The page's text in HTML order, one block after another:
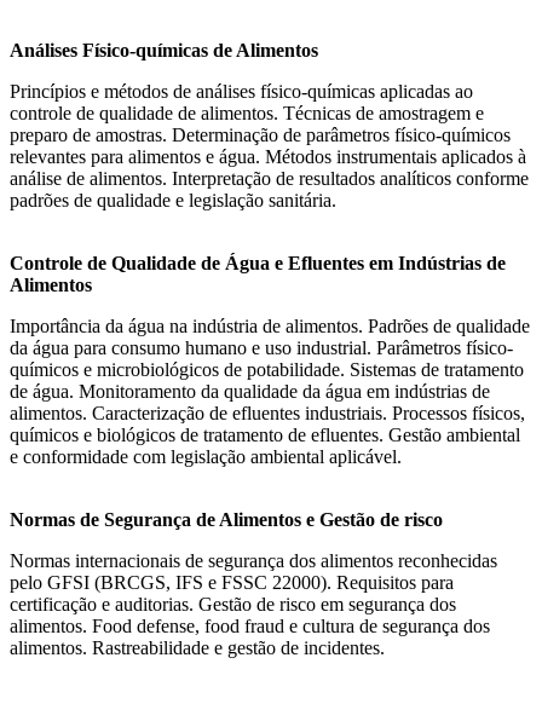
Análises Físico-químicas de Alimentos
Princípios e métodos de análises físico-químicas aplicadas ao
controle de qualidade de alimentos. Técnicas de amostragem e
preparo de amostras. Determinação de parâmetros físico-químicos
relevantes para alimentos e água. Métodos instrumentais aplicados à
análise de alimentos. Interpretação de resultados analíticos conforme
padrões de qualidade e legislação sanitária.
Controle de Qualidade de Água e Efluentes em Indústrias de
Alimentos
Importância da água na indústria de alimentos. Padrões de qualidade
da água para consumo humano e uso industrial. Parâmetros físico-
químicos e microbiológicos de potabilidade. Sistemas de tratamento
de água. Monitoramento da qualidade da água em indústrias de
alimentos. Caracterização de efluentes industriais. Processos físicos,
químicos e biológicos de tratamento de efluentes. Gestão ambiental
e conformidade com legislação ambiental aplicável.
Normas de Segurança de Alimentos e Gestão de risco
Normas internacionais de segurança dos alimentos reconhecidas
pelo GFSI (BRCGS, IFS e FSSC 22000). Requisitos para
certificação e auditorias. Gestão de risco em segurança dos
alimentos. Food defense, food fraud e cultura de segurança dos
alimentos. Rastreabilidade e gestão de incidentes.